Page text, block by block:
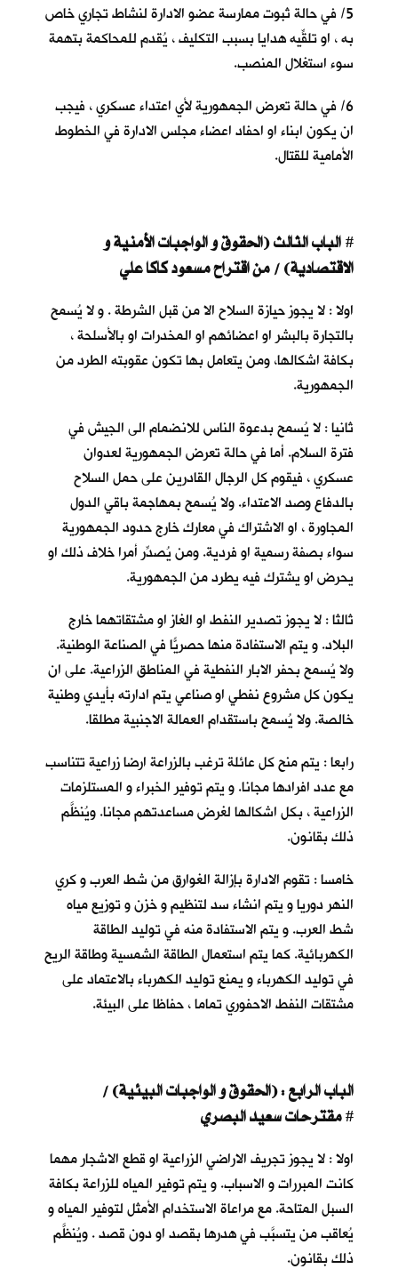
5/ في حالة ثبوت ممارسة عضو الادارة لنشاط تجاري خاص
به ، او تلقِّيه هدايا بسبب التكليف ، يُقدم للمحاكمة بتهمة
سوء استغلال المنصب.
6/ في حالة تعرض الجمهورية لأي اعتداء عسكري ، فيجب
ان يكون ابناء او احفاد اعضاء مجلس الادارة في الخطوط
الأمامية للقتال.
# الباب الثالث (الحقوق و الواجبات الأمنية و
الاقتصادية) / من اقتراح مسعود كاكا علي
اولا : لا يجوز حيازة السلاح الا من قبل الشرطة . و لا يُسمح
بالتجارة بالبشر او اعضائهم او المخدرات او بالأسلحة ،
بكافة اشكالها، ومن يتعامل بها تكون عقوبته الطرد من
الجمهورية.
ثانيا : لا يُسمح بدعوة الناس للانضمام الى الجيش في
فترة السلام. أما في حالة تعرض الجمهورية لعدوان
عسكري ، فيقوم كل الرجال القادرين على حمل السلاح
بالدفاع وصد الاعتداء. ولا يُسمح بمهاجمة باقي الدول
المجاورة ، او الاشتراك في معارك خارج حدود الجمهورية
سواء بصفة رسمية او فردية. ومن يُصدِّر أمرا خلاف ذلك او
يحرض او يشترك فيه يطرد من الجمهورية.
ثالثا : لا يجوز تصدير النفط او الغاز او مشتقاتهما خارج
البلاد. و يتم الاستفادة منها حصريّاً في الصناعة الوطنية.
ولا يُسمح بحفر الابار النفطية في المناطق الزراعية. على ان
يكون كل مشروع نفطي او صناعي يتم ادارته بأيدي وطنية
خالصة. ولا يُسمح باستقدام العمالة الاجنبية مطلقا.
رابعا : يتم منح كل عائلة ترغب بالزراعة ارضا زراعية تتناسب
مع عدد افرادها مجانا. و يتم توفير الخبراء و المستلزمات
الزراعية ، بكل اشكالها لغرض مساعدتهم مجانا. ويُنظَّم
ذلك بقانون.
خامسا : تقوم الادارة بإزالة الغوارق من شط العرب و كري
النهر دوريا و يتم انشاء سد لتنظيم و خزن و توزيع مياه
شط العرب. و يتم الاستفادة منه في توليد الطاقة
الكهربائية. كما يتم استعمال الطاقة الشمسية وطاقة الريح
في توليد الكهرباء و يمنع توليد الكهرباء بالاعتماد على
مشتقات النفط الاحفوري تماما ، حفاظا على البيئة.
الباب الرابع : (الحقوق و الواجبات البيئية) /
#
اولا : لا يجوز تجريف الاراضي الزراعية او قطع الاشجار مهما
كانت المبررات و الاسباب. و يتم توفير المياه للزراعة بكافة
السبل المتاحة. مع مراعاة الاستخدام الأمثل لتوفير المياه و
يُعاقب من يتسبَّب في هدرها بقصد او دون قصد . ويُنظَّم
ذلك بقانون.